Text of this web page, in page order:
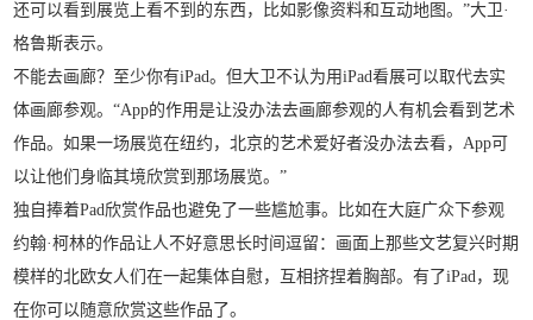
还可以看到展览上看不到的东西，比如影像资料和互动地图。”大卫·
格鲁斯表示。
不能去画廊？至少你有iPad。但大卫不认为用iPad看展可以取代去实
体画廊参观。“App的作用是让没办法去画廊参观的人有机会看到艺术
作品。如果一场展览在纽约，北京的艺术爱好者没办法去看，App可
以让他们身临其境欣赏到那场展览。”
独自捧着Pad欣赏作品也避免了一些尴尬事。比如在大庭广众下参观
约翰·柯林的作品让人不好意思长时间逗留：画面上那些文艺复兴时期
模样的北欧女人们在一起集体自慰，互相挤捏着胸部。有了iPad，现
在你可以随意欣赏这些作品了。